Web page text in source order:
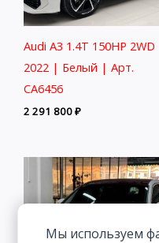
Audi A3 1.4T 150HP 2WD
2022 | Белый | Арт.
CA6456
2 291 800₽
Мы используем